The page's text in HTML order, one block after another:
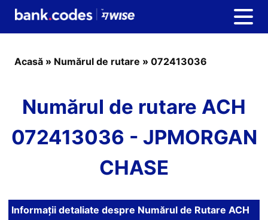
Acasă » Numărul de rutare » 072413036
Numărul de rutare ACH
072413036 - JPMORGAN
CHASE
Informații detaliate despre Numărul de Rutare ACH